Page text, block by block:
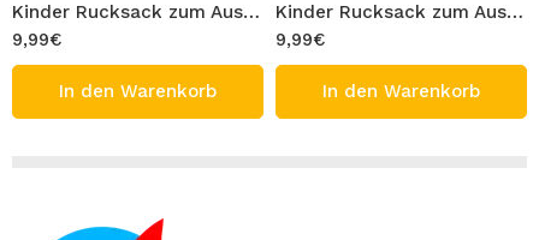
Kinder Rucksack zum Ausmalen 100% Baumwolle Waschbar Turnbeutel Modell Dinosaurier Figur Tasche 33×40 cm Ausmaltasche Beutel zum Ausmalen Bemalen
9,99€
In den Warenkorb
Kinder Rucksack zum Ausmalen 100% Baumwolle Waschbar Turnbeutel Modell Ruhezeit Figur Tasche 33×40 cm Ausmaltasche Beutel zum Ausmalen Bemalen
9,99€
In den Warenkorb